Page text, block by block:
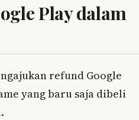
Play dalam
refund Google
yang baru saja dibeli